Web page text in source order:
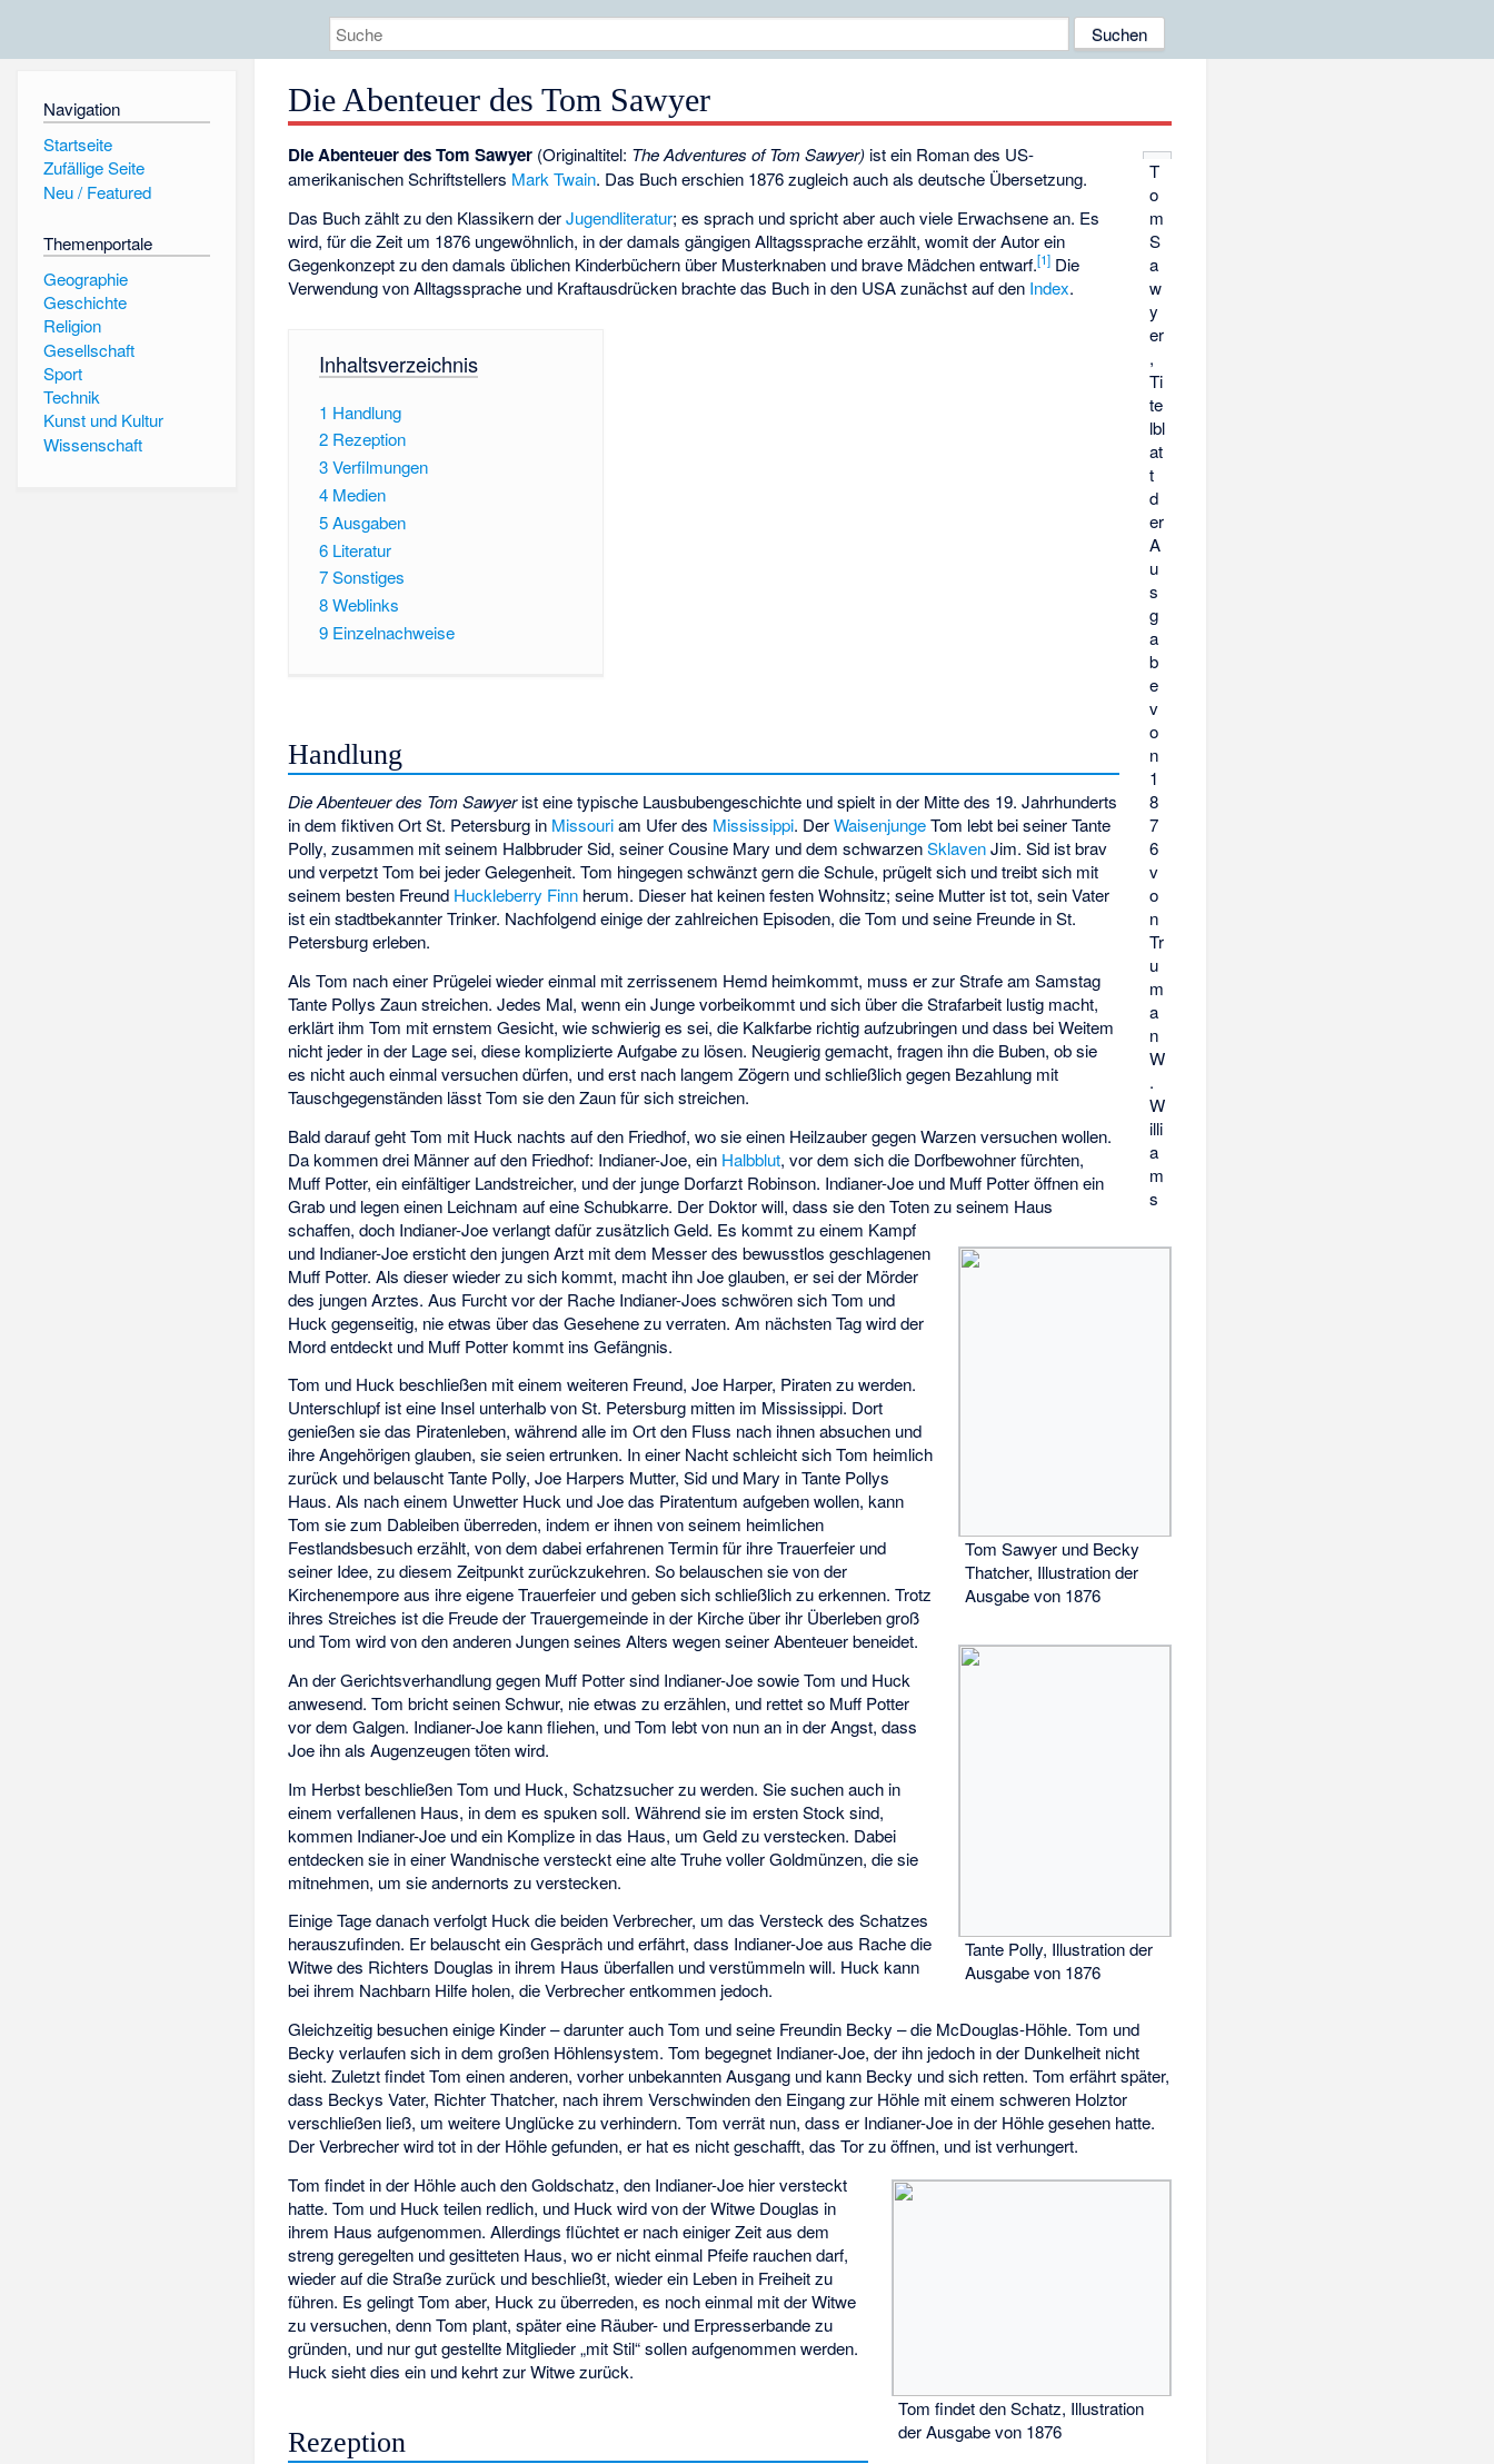
Navigation
Startseite
Zufällige Seite
Neu / Featured
Themenportale
Geographie
Geschichte
Religion
Gesellschaft
Sport
Technik
Kunst und Kultur
Wissenschaft
Die Abenteuer des Tom Sawyer
T
o
m
S
a
w
y
er
,
Ti
te
lbl
at
t
d
er
A
u
s
g
a
b
e
v
o
n
1
8
7
6
v
o
n
Tr
u
m
a
n
W
.
W
illi
a
m
s
Die Abenteuer des Tom Sawyer (Originaltitel: The Adventures of Tom Sawyer) ist ein Roman des US-
amerikanischen Schriftstellers Mark Twain. Das Buch erschien 1876 zugleich auch als deutsche Übersetzung.
Das Buch zählt zu den Klassikern derJugendliteratur; es sprach und spricht aber auch viele Erwachsene an. Es
wird, für die Zeit um 1876 ungewöhnlich, in der damals gängigen Alltagssprache erzählt, womit der Autor ein
Gegenkonzept zu den damals üblichen Kinderbüchern über Musterknaben und brave Mädchen entwarf.[1] Die
Verwendung von Alltagssprache und Kraftausdrücken brachte das Buch in den USA zunächst auf den Index.
Inhaltsverzeichnis
1 Handlung
2 Rezeption
3Verfilmungen
4 Medien
5Ausgaben
6 Literatur
7Sonstiges
8Weblinks
9 Einzelnachweise
Handlung
Tom Sawyer und Becky
Thatcher, Illustration der
Ausgabe von 1876
Die Abenteuer des Tom Sawyerist eine typische Lausbubengeschichte und spielt in der Mitte des 19. Jahrhunderts
in dem fiktiven Ort St. Petersburg in Missouriam Ufer des Mississippi. DerWaisenjungeTom lebt bei seiner Tante
Polly, zusammen mit seinem Halbbruder Sid, seiner Cousine Mary und dem schwarzenSklavenJim. Sid ist brav
und verpetzt Tom bei jeder Gelegenheit. Tom hingegen schwänzt gern die Schule, prügelt sich und treibt sich mit
seinem besten Freund Huckleberry Finn herum. Dieser hat keinen festen Wohnsitz; seine Mutter ist tot, sein Vater
ist ein stadtbekannter Trinker. Nachfolgend einige der zahlreichen Episoden, die Tom und seine Freunde in St.
Petersburg erleben.
Tante Polly, Illustration der
Ausgabe von 1876
Als Tom nach einer Prügelei wieder einmal mit zerrissenem Hemd heimkommt, muss er zur Strafe am Samstag
Tante Pollys Zaun streichen. Jedes Mal, wenn ein Junge vorbeikommt und sich über die Strafarbeit lustig macht,
erklärt ihm Tom mit ernstem Gesicht, wie schwierig es sei, die Kalkfarbe richtig aufzubringen und dass bei Weitem
nicht jeder in der Lage sei, diese komplizierte Aufgabe zu lösen. Neugierig gemacht, fragen ihn die Buben, ob sie
es nicht auch einmal versuchen dürfen, und erst nach langem Zögern und schließlich gegen Bezahlung mit
Tauschgegenständen lässt Tom sie den Zaun für sich streichen.
Bald darauf geht Tom mit Huck nachts auf den Friedhof, wo sie einen Heilzauber gegen Warzen versuchen wollen.
Da kommen drei Männer auf den Friedhof: Indianer-Joe, ein Halbblut, vor dem sich die Dorfbewohner fürchten,
Muff Potter, ein einfältiger Landstreicher, und der junge Dorfarzt Robinson. Indianer-Joe und Muff Potter öffnen ein
Grab und legen einen Leichnam auf eine Schubkarre. Der Doktor will, dass sie den Toten zu seinem Haus
schaffen, doch Indianer-Joe verlangt dafür zusätzlich Geld. Es kommt zu einem Kampf
und Indianer-Joe ersticht den jungen Arzt mit dem Messer des bewusstlos geschlagenen
Muff Potter. Als dieser wieder zu sich kommt, macht ihn Joe glauben, er sei der Mörder
des jungen Arztes. Aus Furcht vor der Rache Indianer-Joes schwören sich Tom und
Huck gegenseitig, nie etwas über das Gesehene zu verraten. Am nächsten Tag wird der
Mord entdeckt und Muff Potter kommt ins Gefängnis.
Tom und Huck beschließen mit einem weiteren Freund, Joe Harper, Piraten zu werden.
Unterschlupf ist eine Insel unterhalb von St. Petersburg mitten im Mississippi. Dort
genießen sie das Piratenleben, während alle im Ort den Fluss nach ihnen absuchen und
ihre Angehörigen glauben, sie seien ertrunken. In einer Nacht schleicht sich Tom heimlich
zurück und belauscht Tante Polly, Joe Harpers Mutter, Sid und Mary in Tante Pollys
Haus. Als nach einem Unwetter Huck und Joe das Piratentum aufgeben wollen, kann
Tom sie zum Dableiben überreden, indem er ihnen von seinem heimlichen
Festlandsbesuch erzählt, von dem dabei erfahrenen Termin für ihre Trauerfeier und
seiner Idee, zu diesem Zeitpunkt zurückzukehren. So belauschen sie von der
Kirchenempore aus ihre eigene Trauerfeier und geben sich schließlich zu erkennen. Trotz
ihres Streiches ist die Freude der Trauergemeinde in der Kirche über ihr Überleben groß
und Tom wird von den anderen Jungen seines Alters wegen seiner Abenteuer beneidet.
An der Gerichtsverhandlung gegen Muff Potter sind Indianer-Joe sowie Tom und Huck
anwesend. Tom bricht seinen Schwur, nie etwas zu erzählen, und rettet so Muff Potter
vor dem Galgen. Indianer-Joe kann fliehen, und Tom lebt von nun an in der Angst, dass
Joe ihn als Augenzeugen töten wird.
Im Herbst beschließen Tom und Huck, Schatzsucher zu werden. Sie suchen auch in
einem verfallenen Haus, in dem es spuken soll. Während sie im ersten Stock sind,
kommen Indianer-Joe und ein Komplize in das Haus, um Geld zu verstecken. Dabei
entdecken sie in einer Wandnische versteckt eine alte Truhe voller Goldmünzen, die sie
mitnehmen, um sie andernorts zu verstecken.
Einige Tage danach verfolgt Huck die beiden Verbrecher, um das Versteck des Schatzes
herauszufinden. Er belauscht ein Gespräch und erfährt, dass Indianer-Joe aus Rache die
Witwe des Richters Douglas in ihrem Haus überfallen und verstümmeln will. Huck kann
bei ihrem Nachbarn Hilfe holen, die Verbrecher entkommen jedoch.
Gleichzeitig besuchen einige Kinder – darunter auch Tom und seine Freundin Becky – die McDouglas-Höhle. Tom und
Becky verlaufen sich in dem großen Höhlensystem. Tom begegnet Indianer-Joe, der ihn jedoch in der Dunkelheit nicht
sieht. Zuletzt findet Tom einen anderen, vorher unbekannten Ausgang und kann Becky und sich retten. Tom erfährt später,
dass Beckys Vater, Richter Thatcher, nach ihrem Verschwinden den Eingang zur Höhle mit einem schweren Holztor
verschließen ließ, um weitere Unglücke zu verhindern. Tom verrät nun, dass er Indianer-Joe in der Höhle gesehen hatte.
Der Verbrecher wird tot in der Höhle gefunden, er hat es nicht geschafft, das Tor zu öffnen, und ist verhungert.
Tom findet den Schatz, Illustration
der Ausgabe von 1876
Tom findet in der Höhle auch den Goldschatz, den Indianer-Joe hier versteckt
hatte. Tom und Huck teilen redlich, und Huck wird von der Witwe Douglas in
ihrem Haus aufgenommen. Allerdings flüchtet er nach einiger Zeit aus dem
streng geregelten und gesitteten Haus, wo er nicht einmal Pfeife rauchen darf,
wieder auf die Straße zurück und beschließt, wieder ein Leben in Freiheit zu
führen. Es gelingt Tom aber, Huck zu überreden, es noch einmal mit der Witwe
zu versuchen, denn Tom plant, später eine Räuber- und Erpresserbande zu
gründen, und nur gut gestellte Mitglieder „mit Stil“ sollen aufgenommen werden.
Huck sieht dies ein und kehrt zur Witwe zurück.
Rezeption